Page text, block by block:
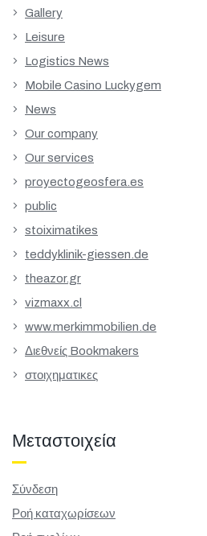
Gallery
Leisure
Logistics News
Mobile Casino Luckygem
News
Our company
Our services
proyectogeosfera.es
public
stoiximatikes
teddyklinik-giessen.de
theazor.gr
vizmaxx.cl
www.merkimmobilien.de
Διεθνείς Bookmakers
στοιχηματικες
Μεταστοιχεία
Σύνδεση
Ροή καταχωρίσεων